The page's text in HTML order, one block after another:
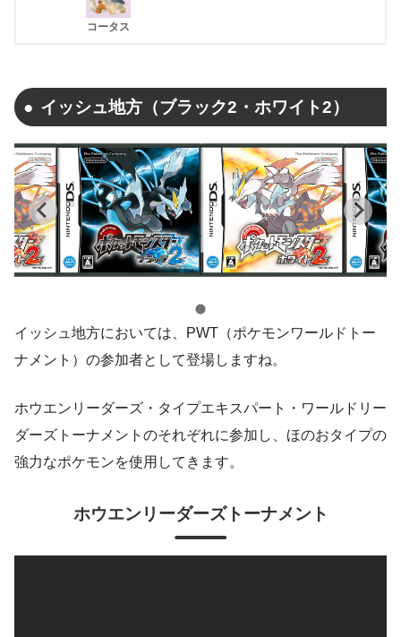
コータス
イッシュ地方（ブラック2・ホワイト2）
イッシュ地方においては、PWT（ポケモンワールドトー
ナメント）の参加者として登場しますね。
ホウエンリーダーズ・タイプエキスパート・ワールドリー
ダーズトーナメントのそれぞれに参加し、ほのおタイプの
強力なポケモンを使用してきます。
ホウエンリーダーズトーナメント